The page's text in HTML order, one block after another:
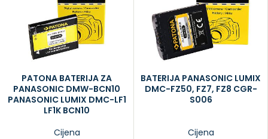
PATONA BATERIJA ZA
PANASONIC DMW-BCN10
PANASONIC LUMIX DMC-LF1
LF1K BCN10
Cijena
BATERIJA PANASONIC LUMIX
DMC-FZ50, FZ7, FZ8 CGR-
S006
Cijena